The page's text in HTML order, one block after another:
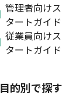
管理者向けス
タートガイド
従業員向けス
タートガイド
目的別で探す